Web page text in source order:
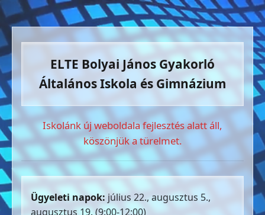
ELTE Bolyai János Gyakorló
Általános Iskola és Gimnázium
Iskolánk új weboldala fejlesztés alatt áll,
köszönjük a türelmet.
Ügyeleti napok: július 22., augusztus 5.,
augusztus 19. (9:00-12:00)